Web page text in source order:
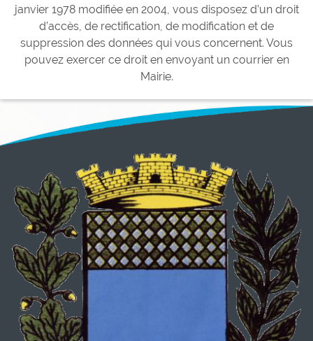
janvier 1978 modifiée en 2004, vous disposez d’un droit
d’accès, de rectification, de modification et de
suppression des données qui vous concernent. Vous
pouvez exercer ce droit en envoyant un courrier en
Mairie.